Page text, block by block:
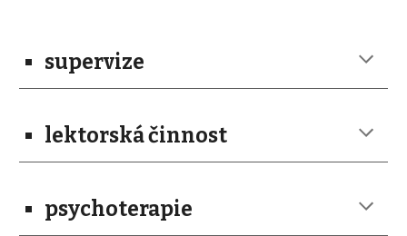
supervize
lektorská činnost
psychoterapie